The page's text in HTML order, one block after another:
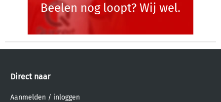
Beelen nog loopt? Wij wel.
Direct naar
Aanmelden / inloggen